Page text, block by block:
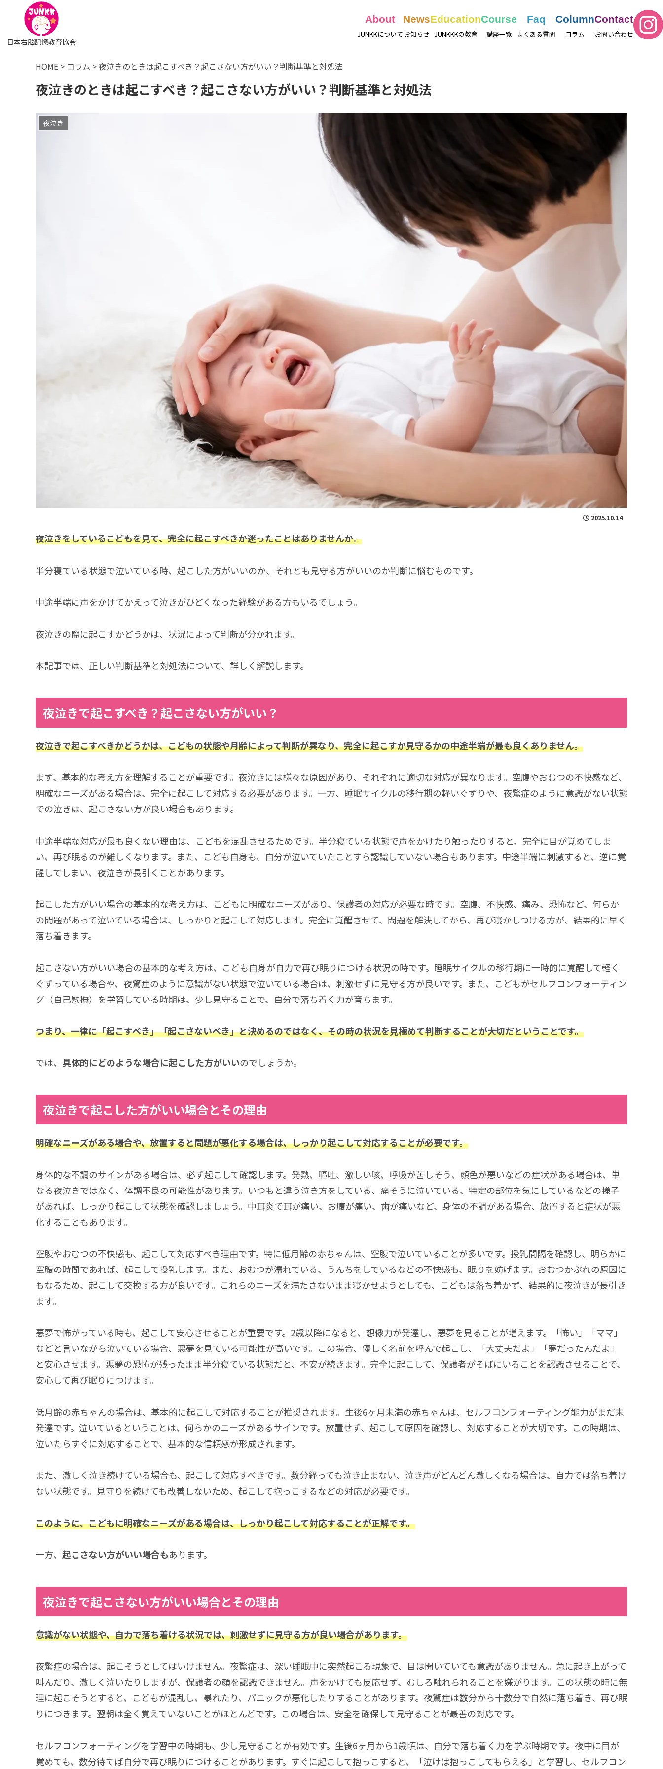
日本右脳記憶教育協会
About NewsEducationCourse Faq ColumnContact
HOME > コラム >夜泣きのときは起こすべき？起こさない方がいい？判断基準と対処法
夜泣きのときは起こすべき？起こさない方がいい？判断基準と対処法
夜泣き
2025.10.14
夜泣きをしているこどもを見て、完全に起こすべきか迷ったことはありませんか。
半分寝ている状態で泣いている時、起こした方がいいのか、それとも見守る方がいいのか判断に悩むものです。
中途半端に声をかけてかえって泣きがひどくなった経験がある方もいるでしょう。
夜泣きの際に起こすかどうかは、状況によって判断が分かれます。
本記事では、正しい判断基準と対処法について、詳しく解説します。
夜泣きで起こすべき？起こさない方がいい？
夜泣きで起こすべきかどうかは、こどもの状態や月齢によって判断が異なり、完全に起こすか見守るかの中途半端が最も良くありません。
まず、基本的な考え方を理解することが重要です。夜泣きには様々な原因があり、それぞれに適切な対応が異なります。空腹やおむつの不快感など、
明確なニーズがある場合は、完全に起こして対応する必要があります。一方、睡眠サイクルの移行期の軽いぐずりや、夜驚症のように意識がない状態
での泣きは、起こさない方が良い場合もあります。
中途半端な対応が最も良くない理由は、こどもを混乱させるためです。半分寝ている状態で声をかけたり触ったりすると、完全に目が覚めてしま
い、再び眠るのが難しくなります。また、こども自身も、自分が泣いていたことすら認識していない場合もあります。中途半端に刺激すると、逆に覚
醒してしまい、夜泣きが長引くことがあります。
起こした方がいい場合の基本的な考え方は、こどもに明確なニーズがあり、保護者の対応が必要な時です。空腹、不快感、痛み、恐怖など、何らか
の問題があって泣いている場合は、しっかりと起こして対応します。完全に覚醒させて、問題を解決してから、再び寝かしつける方が、結果的に早く
落ち着きます。
起こさない方がいい場合の基本的な考え方は、こども自身が自力で再び眠りにつける状況の時です。睡眠サイクルの移行期に一時的に覚醒して軽く
ぐずっている場合や、夜驚症のように意識がない状態で泣いている場合は、刺激せずに見守る方が良いです。また、こどもがセルフコンフォーティン
グ（自己慰撫）を学習している時期は、少し見守ることで、自分で落ち着く力が育ちます。
つまり、一律に「起こすべき」「起こさないべき」と決めるのではなく、その時の状況を見極めて判断することが大切だということです。
では、 具体的にどのような場合に起こした方がいいのでしょうか。
夜泣きで起こした方がいい場合とその理由
明確なニーズがある場合や、放置すると問題が悪化する場合は、しっかり起こして対応することが必要です。
身体的な不調のサインがある場合は、必ず起こして確認します。発熱、嘔吐、激しい咳、呼吸が苦しそう、顔色が悪いなどの症状がある場合は、単
なる夜泣きではなく、体調不良の可能性があります。いつもと違う泣き方をしている、痛そうに泣いている、特定の部位を気にしているなどの様子
があれば、しっかり起こして状態を確認しましょう。中耳炎で耳が痛い、お腹が痛い、歯が痛いなど、身体の不調がある場合、放置すると症状が悪
化することもあります。
空腹やおむつの不快感も、起こして対応すべき理由です。特に低月齢の赤ちゃんは、空腹で泣いていることが多いです。授乳間隔を確認し、明らかに
空腹の時間であれば、起こして授乳します。また、おむつが濡れている、うんちをしているなどの不快感も、眠りを妨げます。おむつかぶれの原因に
もなるため、起こして交換する方が良いです。これらのニーズを満たさないまま寝かせようとしても、こどもは落ち着かず、結果的に夜泣きが長引き
ます。
悪夢で怖がっている時も、起こして安心させることが重要です。2歳以降になると、想像力が発達し、悪夢を見ることが増えます。「怖い」「ママ」
などと言いながら泣いている場合、悪夢を見ている可能性が高いです。この場合、優しく名前を呼んで起こし、「大丈夫だよ」「夢だったんだよ」
と安心させます。悪夢の恐怖が残ったまま半分寝ている状態だと、不安が続きます。完全に起こして、保護者がそばにいることを認識させることで、
安心して再び眠りにつけます。
低月齢の赤ちゃんの場合は、基本的に起こして対応することが推奨されます。生後6ヶ月未満の赤ちゃんは、セルフコンフォーティング能力がまだ未
発達です。泣いているということは、何らかのニーズがあるサインです。放置せず、起こして原因を確認し、対応することが大切です。この時期は、
泣いたらすぐに対応することで、基本的な信頼感が形成されます。
また、激しく泣き続けている場合も、起こして対応すべきです。数分経っても泣き止まない、泣き声がどんどん激しくなる場合は、自力では落ち着け
ない状態です。見守りを続けても改善しないため、起こして抱っこするなどの対応が必要です。
このように、こどもに明確なニーズがある場合は、しっかり起こして対応することが正解です。
一方、 起こさない方がいい場合もあります。
夜泣きで起こさない方がいい場合とその理由
意識がない状態や、自力で落ち着ける状況では、刺激せずに見守る方が良い場合があります。
夜驚症の場合は、起こそうとしてはいけません。夜驚症は、深い睡眠中に突然起こる現象で、目は開いていても意識がありません。急に起き上がって
叫んだり、激しく泣いたりしますが、保護者の顔を認識できません。声をかけても反応せず、むしろ触れられることを嫌がります。この状態の時に無
理に起こそうとすると、こどもが混乱し、暴れたり、パニックが悪化したりすることがあります。夜驚症は数分から十数分で自然に落ち着き、再び眠
りにつきます。翌朝は全く覚えていないことがほとんどです。この場合は、安全を確保して見守ることが最善の対応です。
セルフコンフォーティングを学習中の時期も、少し見守ることが有効です。生後6ヶ月から1歳頃は、自分で落ち着く力を学ぶ時期です。夜中に目が
覚めても、数分待てば自分で再び眠りにつけることがあります。すぐに起こして抱っこすると、「泣けば抱っこしてもらえる」と学習し、セルフコン